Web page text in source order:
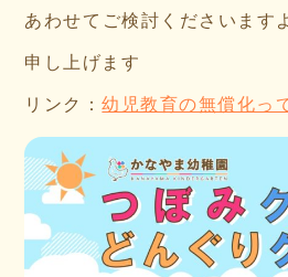
あわせてご検討くださいます
申し上げます
リンク：幼児教育の無償化っ